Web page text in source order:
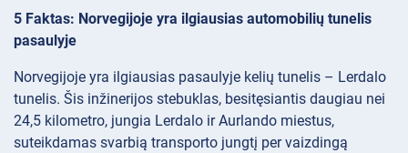
5 Faktas: Norvegijoje yra ilgiausias automobilių tunelis
pasaulyje
Norvegijoje yra ilgiausias pasaulyje kelių tunelis – Lerdalo
tunelis. Šis inžinerijos stebuklas, besitęsiantis daugiau nei
24,5 kilometro, jungia Lerdalo ir Aurlando miestus,
suteikdamas svarbią transporto jungtį per vaizdingą